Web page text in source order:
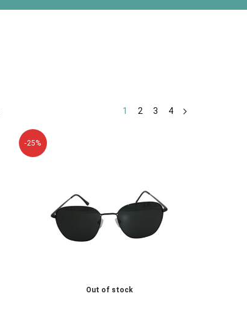
1 2 3 4
-25%
Out of stock